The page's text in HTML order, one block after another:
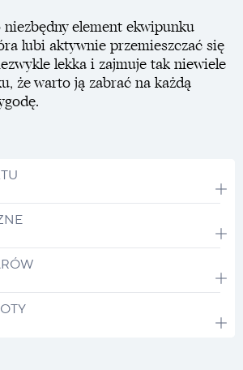
element ekwipunku
lubi aktywnie przemieszczać się
lekka i zajmuje tak niewiele
że warto ją zabrać na każdą